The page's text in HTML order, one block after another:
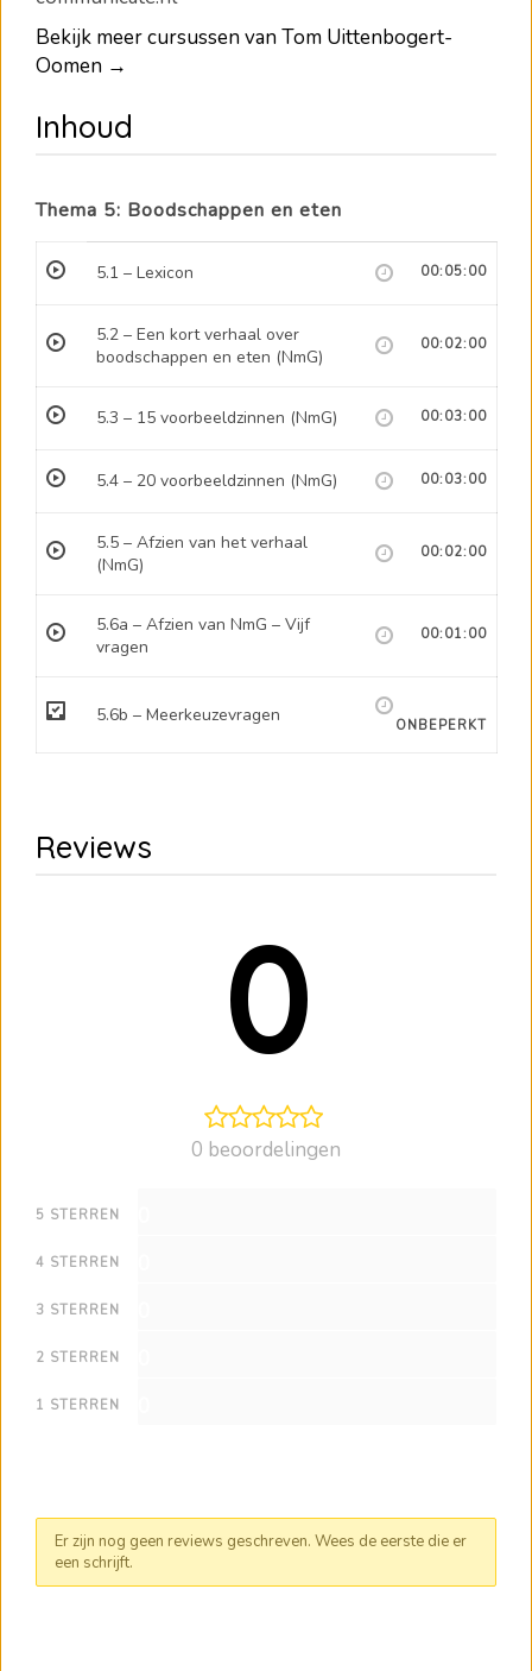
Bekijk meer cursussen van Tom Uittenbogert-
Oomen →
Inhoud
Thema 5: Boodschappen en eten
5.1 – Lexicon 00:05:00
5.2 – Een kort verhaal over
boodschappen en eten (NmG)
00:02:00
5.3 – 15 voorbeeldzinnen (NmG) 00:03:00
5.4 – 20 voorbeeldzinnen (NmG) 00:03:00
5.5 – Afzien van het verhaal
(NmG)
00:02:00
5.6a – Afzien van NmG – Vijf
vragen
00:01:00
5.6b – Meerkeuzevragen ONBEPERKT
Reviews
0
0 beoordelingen
5 STERREN
4 STERREN
3 STERREN
2 STERREN
1 STERREN
Er zijn nog geen reviews geschreven. Wees de eerste die er
een schrijft.